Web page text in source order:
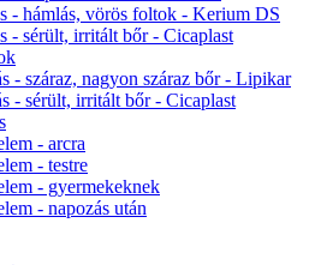
- hámlás, vörös foltok - Kerium DS
- sérült, irritált bőr - Cicaplast
- száraz, nagyon száraz bőr - Lipikar
- sérült, irritált bőr - Cicaplast
- arcra
- testre
- gyermekeknek
- napozás után